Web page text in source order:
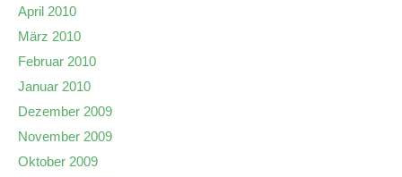
April 2010
März 2010
Februar 2010
Januar 2010
Dezember 2009
November 2009
Oktober 2009